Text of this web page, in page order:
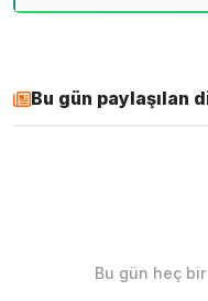
Bu gün paylaşılan
Bu gün heç bir